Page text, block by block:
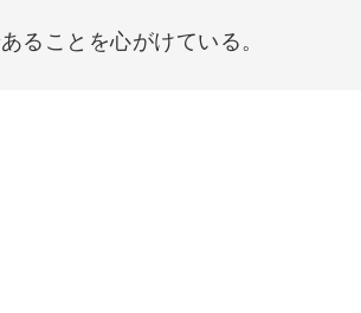
ることを心がけている。